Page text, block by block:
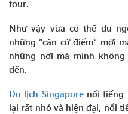
tour.
Như vậy vừa có thể du
những “căn cứ điểm” mới
những nơi mà mình
đến.
Du lịch Singaporenổi tiếng
lại rất nhỏ và hiện đại, nổi